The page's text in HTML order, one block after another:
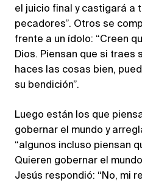
el juicio final y castigará a
pecadores”. Otros se
frente a un ídolo: “Creen
Dios. Piensan que si traes
haces las cosas bien,
su bendición”.
Luego están los que
gobernar el mundo y
“algunos incluso piensan
Quieren gobernar el
Jesús respondió: “No, mi